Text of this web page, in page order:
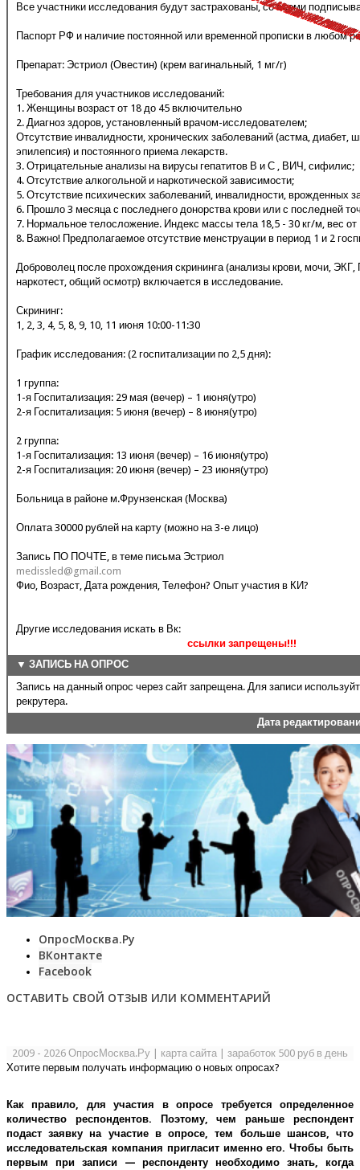
Все участники исследования будут застрахованы, со всеми
Паспорт РФ и наличие постоянной или временной прописки в любом
Препарат: Эстриол (Овестин) (крем вагинальный, 1 мг/г)
Требования для участников исследований:
1. Женщины возраст от 18 до 45 включительно
2. Диагноз здоров, установленный врачом-исследователем;
Отсутствие инвалидности, хронических заболеваний (астма, диабет,
эпилепсия) и постоянного приема лекарств.
3. Отрицательные анализы на вирусы гепатитов В и С , ВИЧ, сифилис;
4. Отсутствие алкогольной и наркотической зависимости;
5. Отсутствие психических заболеваний, инвалидности, врожденных
6. Прошло 3 месяца с последнего донорства крови или с последней
7. Нормальное телосложение. Индекс массы тела 18,5 - 30 кг/м, вес от
8. Важно! Предполагаемое отсутствие менструации в период 1 и 2
Доброволец после прохождения скрининга (анализы крови, мочи, ЭКГ,
наркотест, общий осмотр) включается в исследование.
Скрининг:
1, 2, 3, 4, 5, 8, 9, 10, 11 июня 10:00-11:30
График исследования: (2 госпитализации по 2,5 дня):
1 группа:
1-я Госпитализация: 29 мая (вечер) – 1 июня(утро)
2-я Госпитализация: 5 июня (вечер) – 8 июня(утро)
2 группа:
1-я Госпитализация: 13 июня (вечер) – 16 июня(утро)
2-я Госпитализация: 20 июня (вечер) – 23 июня(утро)
Больница в районе м.Фрунзенская (Москва)
Оплата 30000 рублей на карту (можно на 3-е лицо)
Запись ПО ПОЧТЕ, в теме письма Эстриол
medissled@gmail.com
Фио, Возраст, Дата рождения, Телефон? Опыт участия в КИ?
Другие исследования искать в Вк:
ссылки запрещены!!!
▼ ЗАПИСЬ НА ОПРОС
Запись на данный опрос через сайт запрещена. Для записи
рекрутера.
Дата
ОпросМосква.Ру
ВКонтакте
Facebook
ОСТАВИТЬ СВОЙ ОТЗЫВ ИЛИ КОММЕНТАРИЙ
2009 - 2026 ОпросМосква.Ру карта сайта
заработок 500 руб в день
Хотите первым получать информацию о новых опросах?
Как правило, для участия в опросе требуется определенное
количество респондентов. Поэтому, чем раньше респондент
подаст заявку на участие в опросе, тем больше шансов, что
исследовательская компания пригласит именно его.Чтобы быть
первым при записи — респонденту необходимо знать, когда